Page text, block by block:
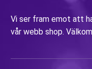
Vi ser fram emot att
vår webb shop.